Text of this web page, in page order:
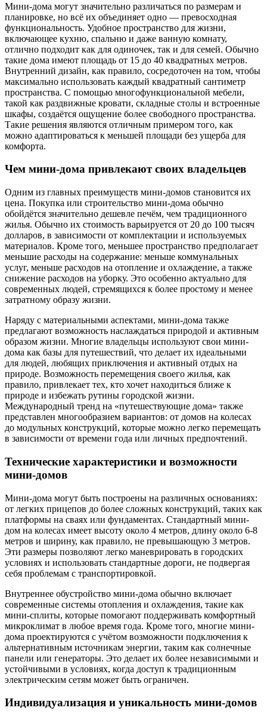
Мини-дома могут значительно различаться по размерам и
планировке, но всё их объединяет одно — превосходная
функциональность. Удобное пространство для жизни,
включающее кухню, спальню и даже ванную комнату,
отлично подходит как для одиночек, так и для семей. Обычно
такие дома имеют площадь от 15 до 40 квадратных метров.
Внутренний дизайн, как правило, сосредоточен на том, чтобы
максимально использовать каждый квадратный сантиметр
пространства. С помощью многофункциональной мебели,
такой как раздвижные кровати, складные столы и встроенные
шкафы, создаётся ощущение более свободного пространства.
Такие решения являются отличным примером того, как
можно адаптироваться к меньшей площади без ущерба для
комфорта.
Чем мини-дома привлекают своих владельцев
Одним из главных преимуществ мини-домов становится их
цена. Покупка или строительство мини-дома обычно
обойдётся значительно дешевле печём, чем традиционного
жилья. Обычно их стоимость варьируется от 20 до 100 тысяч
долларов, в зависимости от комплектации и используемых
материалов. Кроме того, меньшее пространство предполагает
меньшие расходы на содержание: меньше коммунальных
услуг, меньше расходов на отопление и охлаждение, а также
снижение расходов на уборку. Это особенно актуально для
современных людей, стремящихся к более простому и менее
затратному образу жизни.
Наряду с материальными аспектами, мини-дома также
предлагают возможность наслаждаться природой и активным
образом жизни. Многие владельцы используют свои мини-
дома как базы для путешествий, что делает их идеальными
для людей, любящих приключения и активный отдых на
природе. Возможность перемещения своего жилья, как
правило, привлекает тех, кто хочет находиться ближе к
природе и избежать рутины городской жизни.
Международный тренд на «путешествующие дома» также
представлен многообразием вариантов: от домов на колесах
до модульных конструкций, которые можно легко перемещать
в зависимости от времени года или личных предпочтений.
Технические характеристики и возможности
мини-домов
Мини-дома могут быть построены на различных основаниях:
от легких прицепов до более сложных конструкций, таких как
платформы на сваях или фундаментах. Стандартный мини-
дом на колесах имеет высоту около 4 метров, длину около 6-8
метров и ширину, как правило, не превышающую 3 метров.
Эти размеры позволяют легко маневрировать в городских
условиях и использовать стандартные дороги, не подвергая
себя проблемам с транспортировкой.
Внутреннее обустройство мини-дома обычно включает
современные системы отопления и охлаждения, такие как
мини-сплиты, которые помогают поддерживать комфортный
микроклимат в любое время года. Кроме того, многие мини-
дома проектируются с учётом возможности подключения к
альтернативным источникам энергии, таким как солнечные
панели или генераторы. Это делает их более независимыми и
устойчивыми в условиях, когда доступ к традиционным
электрическим сетям может быть ограничен.
Индивидуализация и уникальность мини-домов